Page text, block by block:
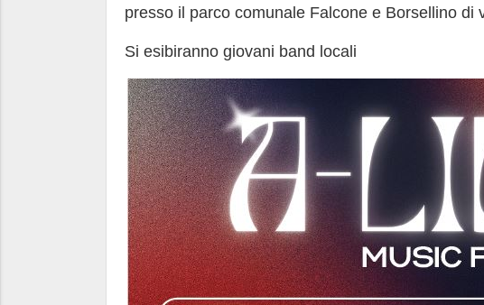
presso il parco comunale Falcone e Borsellino di
Si esibiranno giovani band locali